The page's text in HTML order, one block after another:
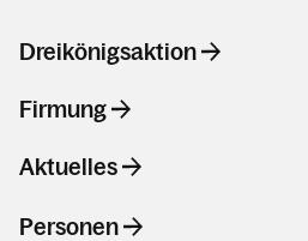
Dreikönigsaktion
Firmung
Aktuelles
Personen